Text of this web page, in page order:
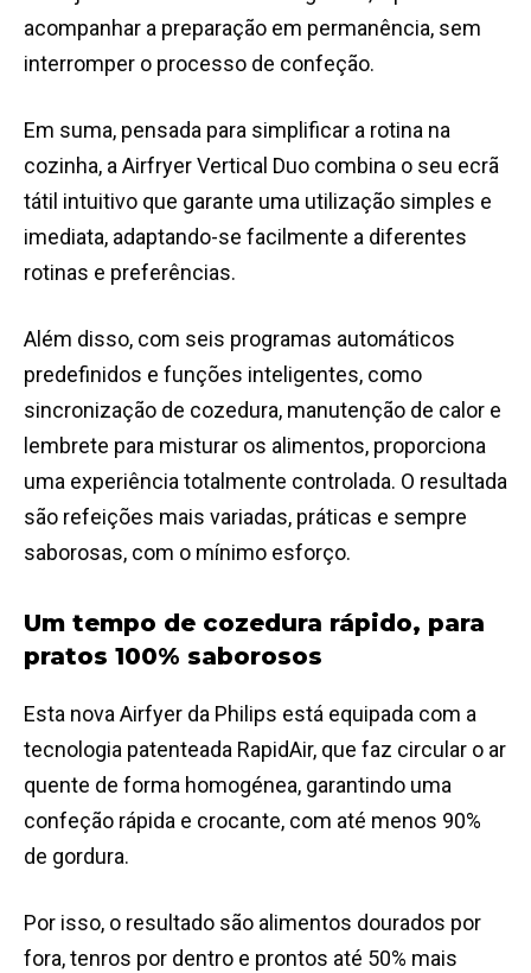
acompanhar a preparação em permanência, sem
interromper o processo de confeção.
Em suma, pensada para simplificar a rotina na
cozinha, a Airfryer Vertical Duo combina o seu ecrã
tátil intuitivo que garante uma utilização simples e
imediata, adaptando-se facilmente a diferentes
rotinas e preferências.
Além disso, com seis programas automáticos
predefinidos e funções inteligentes, como
sincronização de cozedura, manutenção de calor e
lembrete para misturar os alimentos, proporciona
uma experiência totalmente controlada. O resultada
são refeições mais variadas, práticas e sempre
saborosas, com o mínimo esforço.
Um tempo de cozedura rápido, para
pratos 100% saborosos
Esta nova Airfyer da Philips está equipada com a
tecnologia patenteada RapidAir, que faz circular o ar
quente de forma homogénea, garantindo uma
confeção rápida e crocante, com até menos 90%
de gordura.
Por isso, o resultado são alimentos dourados por
fora, tenros por dentro e prontos até 50% mais